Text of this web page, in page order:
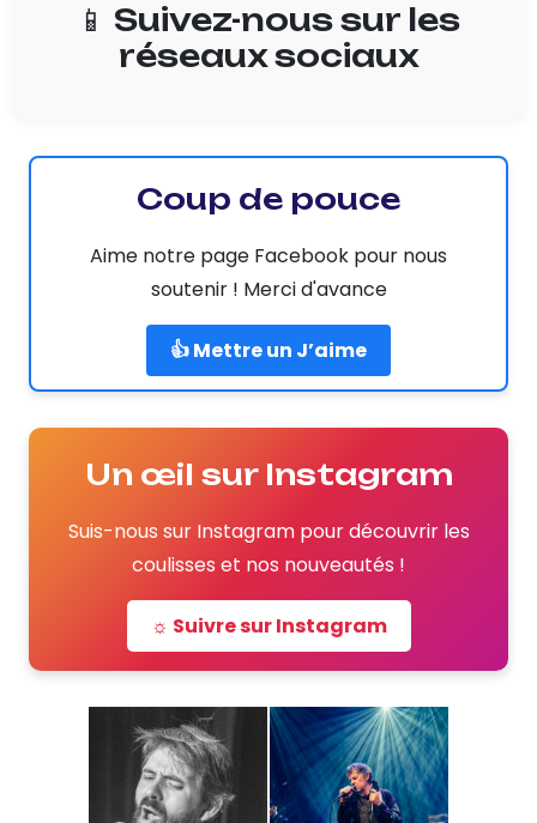
📱 Suivez-nous sur les
réseaux sociaux
Coup de pouce
Aime notre page Facebook pour nous
soutenir ! Merci d'avance
👍 Mettre un J’aime
Un œil sur Instagram
Suis-nous sur Instagram pour découvrir les
coulisses et nos nouveautés !
☼ Suivre sur Instagram